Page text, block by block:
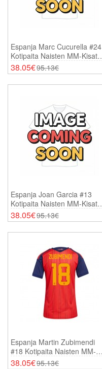
Espanja Marc Cucurella #24
Kotipaita Naisten MM-Kisat
2026 Lyhythihainen
38.05€95.13€
Espanja Joan Garcia #13
Kotipaita Naisten MM-Kisat
2026 Lyhythihainen
38.05€95.13€
Espanja Martin Zubimendi
#18 Kotipaita Naisten MM-
Kisat 2026 Lyhythihainen
38.05€95.13€